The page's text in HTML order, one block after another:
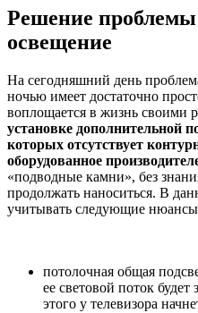
Решение
освещение
На сегодняшний день
ночью имеет достаточно
воплощается в жизнь своими
установке дополнительной
которых отсутствует
оборудованное
«подводные камни», без
продолжать наноситься. В
учитывать следующие
потолочная общая
ее световой поток будет
этого у телевизора